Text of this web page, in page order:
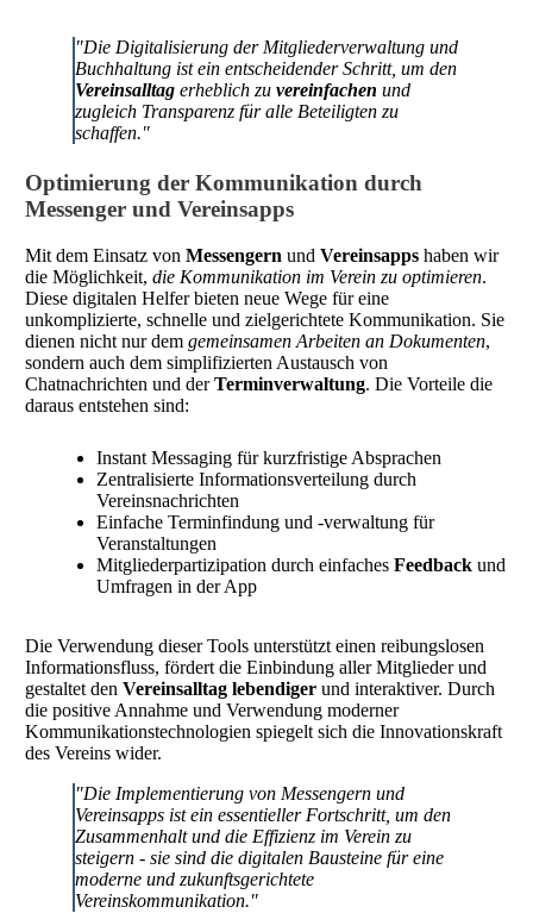
"Die Digitalisierung der Mitgliederverwaltung und
Buchhaltung ist ein entscheidender Schritt, um den
Vereinsalltag erheblich zu vereinfachen und
zugleich Transparenz für alle Beteiligten zu
schaffen."
Optimierung der Kommunikation durch
Messenger und Vereinsapps
Mit dem Einsatz von Messengern und Vereinsapps haben wir
die Möglichkeit, die Kommunikation im Verein zu optimieren.
Diese digitalen Helfer bieten neue Wege für eine
unkomplizierte, schnelle und zielgerichtete Kommunikation. Sie
dienen nicht nur dem gemeinsamen Arbeiten an Dokumenten,
sondern auch dem simplifizierten Austausch von
Chatnachrichten und derTerminverwaltung. Die Vorteile die
daraus entstehen sind:
Instant Messaging für kurzfristige Absprachen
Zentralisierte Informationsverteilung durch
Vereinsnachrichten
Einfache Terminfindung und -verwaltung für
Veranstaltungen
Mitgliederpartizipation durch einfaches Feedback und
Umfragen in der App
Die Verwendung dieser Tools unterstützt einen reibungslosen
Informationsfluss, fördert die Einbindung aller Mitglieder und
gestaltet den Vereinsalltag lebendiger und interaktiver. Durch
die positive Annahme und Verwendung moderner
Kommunikationstechnologien spiegelt sich die Innovationskraft
des Vereins wider.
"Die Implementierung von Messengern und
Vereinsapps ist ein essentieller Fortschritt, um den
Zusammenhalt und die Effizienz im Verein zu
steigern - sie sind die digitalen Bausteine für eine
moderne und zukunftsgerichtete
Vereinskommunikation."